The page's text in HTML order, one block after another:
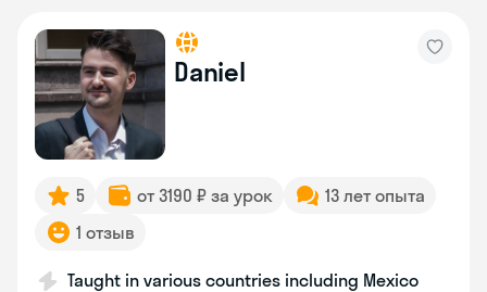
Daniel
5 от 3190 ₽ за урок
13 лет опыта
1 отзыв
Taught in various countries including Mexico